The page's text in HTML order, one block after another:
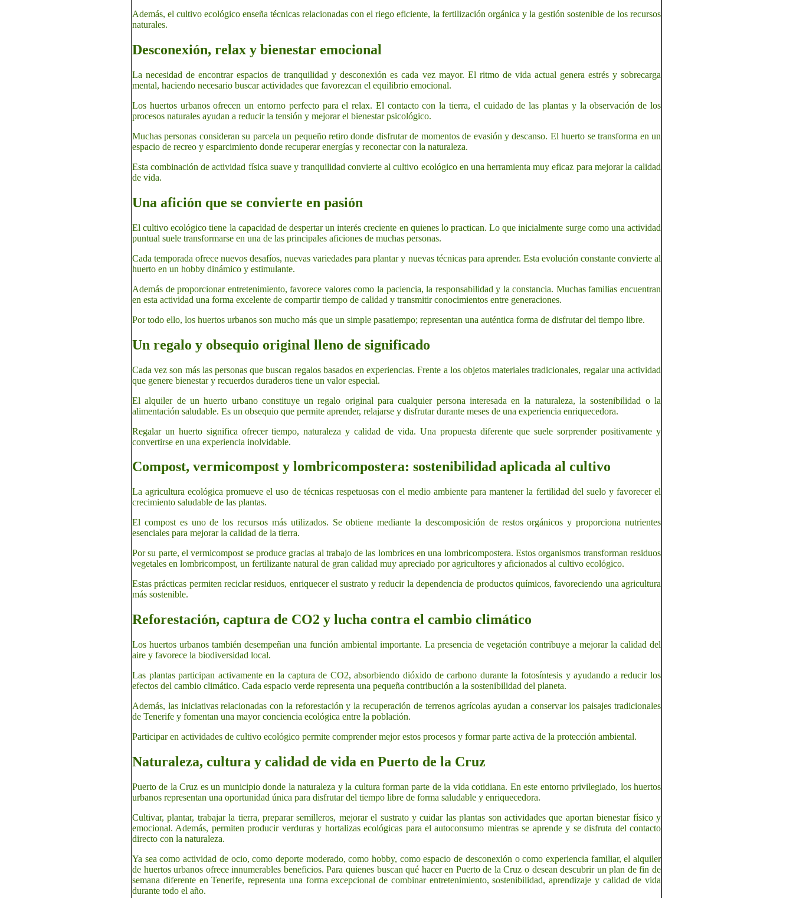
Además, el cultivo ecológico enseña técnicas relacionadas con el riego eficiente, la fertilización orgánica y la gestión sostenible de los recursos
naturales.
Desconexión, relax y bienestar emocional
La necesidad de encontrar espacios de tranquilidad y desconexión es cada vez mayor. El ritmo de vida actual genera estrés y sobrecarga
mental, haciendo necesario buscar actividades que favorezcan el equilibrio emocional.
Los huertos urbanos ofrecen un entorno perfecto para el relax. El contacto con la tierra, el cuidado de las plantas y la observación de los
procesos naturales ayudan a reducir la tensión y mejorar el bienestar psicológico.
Muchas personas consideran su parcela un pequeño retiro donde disfrutar de momentos de evasión y descanso. El huerto se transforma en un
espacio de recreo y esparcimiento donde recuperar energías y reconectar con la naturaleza.
Esta combinación de actividad física suave y tranquilidad convierte al cultivo ecológico en una herramienta muy eficaz para mejorar la calidad
de vida.
Una afición que se convierte en pasión
El cultivo ecológico tiene la capacidad de despertar un interés creciente en quienes lo practican. Lo que inicialmente surge como una actividad
puntual suele transformarse en una de las principales aficiones de muchas personas.
Cada temporada ofrece nuevos desafíos, nuevas variedades para plantar y nuevas técnicas para aprender. Esta evolución constante convierte al
huerto en un hobby dinámico y estimulante.
Además de proporcionar entretenimiento, favorece valores como la paciencia, la responsabilidad y la constancia. Muchas familias encuentran
en esta actividad una forma excelente de compartir tiempo de calidad y transmitir conocimientos entre generaciones.
Por todo ello, los huertos urbanos son mucho más que un simple pasatiempo; representan una auténtica forma de disfrutar del tiempo libre.
Un regalo y obsequio original lleno de significado
Cada vez son más las personas que buscan regalos basados en experiencias. Frente a los objetos materiales tradicionales, regalar una actividad
que genere bienestar y recuerdos duraderos tiene un valor especial.
El alquiler de un huerto urbano constituye un regalo original para cualquier persona interesada en la naturaleza, la sostenibilidad o la
alimentación saludable. Es un obsequio que permite aprender, relajarse y disfrutar durante meses de una experiencia enriquecedora.
Regalar un huerto significa ofrecer tiempo, naturaleza y calidad de vida. Una propuesta diferente que suele sorprender positivamente y
convertirse en una experiencia inolvidable.
Compost, vermicompost y lombricompostera: sostenibilidad aplicada al cultivo
La agricultura ecológica promueve el uso de técnicas respetuosas con el medio ambiente para mantener la fertilidad del suelo y favorecer el
crecimiento saludable de las plantas.
El compost es uno de los recursos más utilizados. Se obtiene mediante la descomposición de restos orgánicos y proporciona nutrientes
esenciales para mejorar la calidad de la tierra.
Por su parte, el vermicompost se produce gracias al trabajo de las lombrices en una lombricompostera. Estos organismos transforman residuos
vegetales en lombricompost, un fertilizante natural de gran calidad muy apreciado por agricultores y aficionados al cultivo ecológico.
Estas prácticas permiten reciclar residuos, enriquecer el sustrato y reducir la dependencia de productos químicos, favoreciendo una agricultura
más sostenible.
Reforestación, captura de CO2 y lucha contra el cambio climático
Los huertos urbanos también desempeñan una función ambiental importante. La presencia de vegetación contribuye a mejorar la calidad del
aire y favorece la biodiversidad local.
Las plantas participan activamente en la captura de CO2, absorbiendo dióxido de carbono durante la fotosíntesis y ayudando a reducir los
efectos del cambio climático. Cada espacio verde representa una pequeña contribución a la sostenibilidad del planeta.
Además, las iniciativas relacionadas con la reforestación y la recuperación de terrenos agrícolas ayudan a conservar los paisajes tradicionales
de Tenerife y fomentan una mayor conciencia ecológica entre la población.
Participar en actividades de cultivo ecológico permite comprender mejor estos procesos y formar parte activa de la protección ambiental.
Naturaleza, cultura y calidad de vida en Puerto de la Cruz
Puerto de la Cruz es un municipio donde la naturaleza y la cultura forman parte de la vida cotidiana. En este entorno privilegiado, los huertos
urbanos representan una oportunidad única para disfrutar del tiempo libre de forma saludable y enriquecedora.
Cultivar, plantar, trabajar la tierra, preparar semilleros, mejorar el sustrato y cuidar las plantas son actividades que aportan bienestar físico y
emocional. Además, permiten producir verduras y hortalizas ecológicas para el autoconsumo mientras se aprende y se disfruta del contacto
directo con la naturaleza.
Ya sea como actividad de ocio, como deporte moderado, como hobby, como espacio de desconexión o como experiencia familiar, el alquiler
de huertos urbanos ofrece innumerables beneficios. Para quienes buscan qué hacer en Puerto de la Cruz o desean descubrir un plan de fin de
semana diferente en Tenerife, representa una forma excepcional de combinar entretenimiento, sostenibilidad, aprendizaje y calidad de vida
durante todo el año.